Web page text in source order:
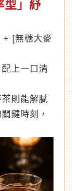
型」紓
+ [無糖大麥
上一口清
則能解膩
鍵時刻，